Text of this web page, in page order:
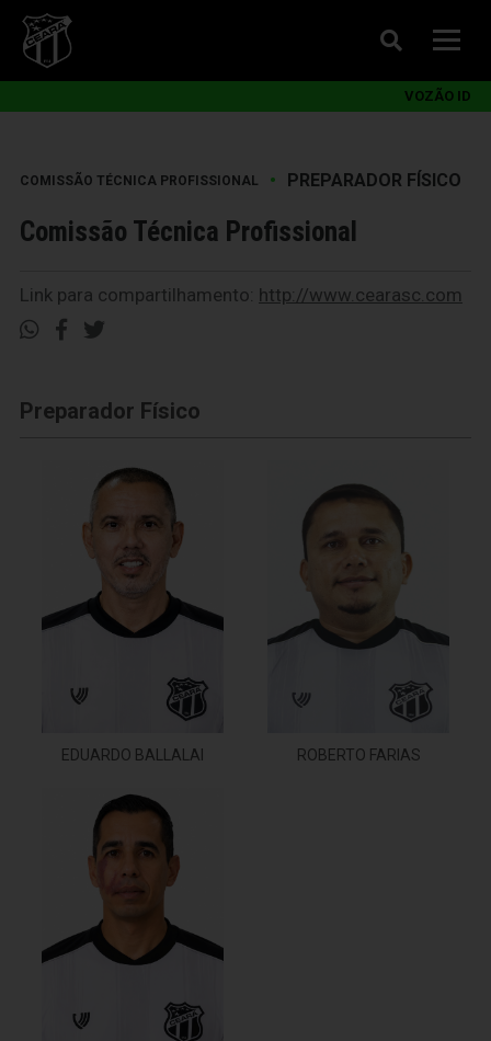
VOZÃO ID
COMISSÃO TÉCNICA PROFISSIONAL • PREPARADOR FÍSICO
Comissão Técnica Profissional
Link para compartilhamento: http://www.cearasc.com
Preparador Físico
EDUARDO BALLALAI ROBERTO FARIAS